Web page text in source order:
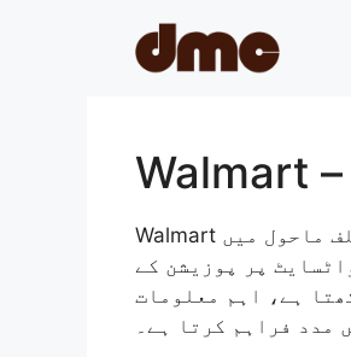
ماحول میں
پر پوزیشن کے
ہے، اہم معلومات
مدد فراہم کرتا ہے۔